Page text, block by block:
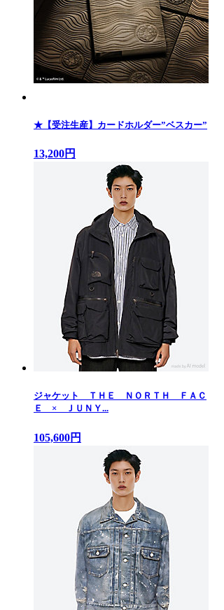
★【受注生産】カードホルダー”ベスカー”
13,200円
ジャケット ＴＨＥ ＮＯＲＴＨ ＦＡＣ
Ｅ × ＪＵＮＹ...
105,600円